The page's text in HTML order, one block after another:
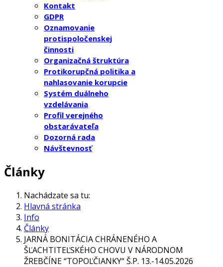
Kontakt
GDPR
Oznamovanie
protispoločenskej
činnosti
Organizačná štruktúra
Protikorupčná politika a
nahlasovanie korupcie
Systém duálneho
vzdelávania
Profil verejného
obstarávateľa
Dozorná rada
Návštevnosť
Články
Nachádzate sa tu:
Hlavná stránka
Info
Články
JARNÁ BONITÁCIA CHRÁNENÉHO A
ŠĽACHTITEĽSKÉHO CHOVU V NÁRODNOM
ŽREBČÍNE “TOPOĽČIANKY“ Š.P. 13.-14.05.2026